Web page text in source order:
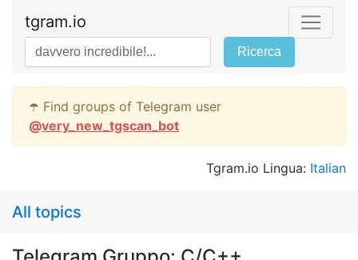
tgram.io
Ricerca
☂️ Find groups of Telegram user
@very_new_tgscan_bot
Tgram.io Lingua: Italian
All topics